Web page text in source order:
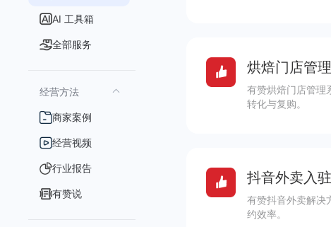
AI 工具箱
全部服务
经营方法
商家案例
经营视频
行业报告
有赞说
烘焙门店管
有赞烘焙门店管理
转化与复购。
抖音外卖入
有赞抖音外卖解决
约效率。